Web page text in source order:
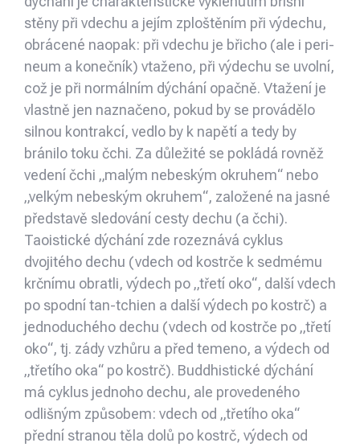
stěny při vdechu a jejím zploštěním při výdechu,
obrácené naopak: při vdechu je břicho (ale i peri­
neum a konečník) vtaženo, při výdechu se uvolní,
což je při normálním dýchání opačně. Vtažení je
vlastně jen naznačeno, pokud by se provádělo
silnou kontrakcí, vedlo by k napětí a tedy by
bránilo toku čchi. Za důležité se pokládá rovněž
vedení čchi „malým nebeským okruhem“ nebo
„velkým nebeským okruhem“, založené na jasné
představě sledování cesty dechu (a čchi).
Taoistické dýchání zde rozeznává cyklus
dvojitého dechu (vdech od kostrče k sedmému
krčnímu obratli, výdech po „třetí oko“, další vdech
po spodní tan-tchien a další výdech po kostrč) a
jednoduchého dechu (vdech od kostrče po „třetí
oko“, tj. zády vzhůru a před temeno, a výdech od
„třetího oka“ po kostrč). Buddhistické dýchání
má cyklus jednoho dechu, ale provedeného
odlišným způsobem: vdech od „třetího oka“
přední stranou těla dolů po kostrč, výdech od